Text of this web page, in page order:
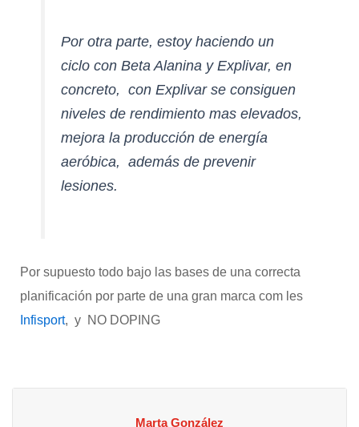
Por otra parte, estoy haciendo un
ciclo con Beta Alanina y Explivar, en
concreto, con Explivar se consiguen
niveles de rendimiento mas elevados,
mejora la producción de energía
aeróbica, además de prevenir
lesiones.
Por supuesto todo bajo las bases de una correcta
planificación por parte de una gran marca com les
Infisport, y NO DOPING
Marta González